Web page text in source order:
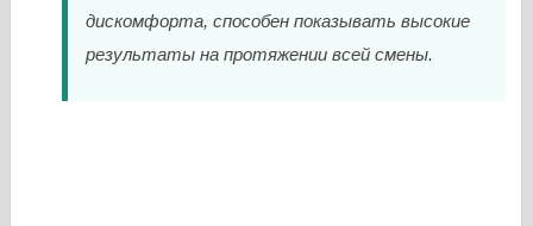
дискомфорта, способен показывать высокие
результаты на протяжении всей смены.